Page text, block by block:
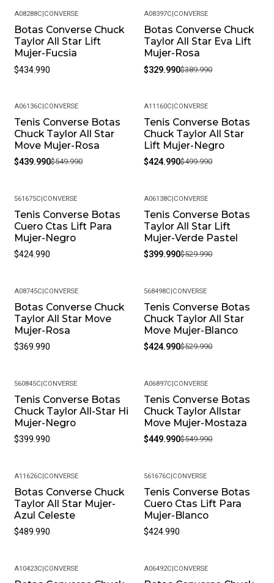
¿Cuál Es La Política De Garantías? Todos Nuestros
Productos, Cuentan Con Una Garantía De 30 Días Por
Defectos De Fabricación. Si Encuentras Algún Problema
Con Tu Producto, Contáctanos Para Resolverlo.
¿Puedo Cambiar La Talla Si No Me Queda Bien? Sí, En
Variar. Ofrecemos Cambios De Talla, Siempre Y Cuando
El Producto Se Encuentre En Perfectas Condiciones Y
Con Su Empaque Original.
Política De Devoluciones: Si Por Alguna Razón No Estás
Satisfecho Con Tu Compra, Ofrecemos Una Política De
Completamente Feliz Y Puedas Volver A Elegirnos.
¿Cómo Debo Cuidar Mis Productos? Para Mantener Tu
Producto En Las Mejores Condiciones, Recomendamos
Limpiarlos Con Un Paño Húmedo Y Evitar El Uso De
Productos Químicos Fuertes. Almacénalos En Un Lugar
• Peso Del Producto: Ligero, Ideal Para Uso Diario.
A08288C CONVERSE
Botas Converse Chuck
Taylor All Star Lift
Mujer-Fucsia
$434.990
-15%
A08397C CONVERSE
Botas Converse Chuck
Taylor All Star Eva Lift
Mujer-Rosa
$329.990$389.990
-20%
A06136C CONVERSE
Tenis Converse Botas
Chuck Taylor All Star
Move Mujer-Rosa
$439.990$549.990
-15%
A11160C CONVERSE
Tenis Converse Botas
Chuck Taylor All Star
Lift Mujer-Negro
$424.990$499.990
561675C CONVERSE
Tenis Converse Botas
Cuero Ctas Lift Para
Mujer-Negro
$424.990
-25%
A06138C CONVERSE
Tenis Converse Botas
Taylor All Star Lift
Mujer-Verde Pastel
$399.990$529.990
A08745C CONVERSE
Botas Converse Chuck
Taylor All Star Move
Mujer-Rosa
$369.990
-20%
568498C CONVERSE
Tenis Converse Botas
Chuck Taylor All Star
Move Mujer-Blanco
$424.990$529.990
560845C CONVERSE
Tenis Converse Botas
Chuck Taylor All-Star Hi
Mujer-Negro
$399.990
-18%
A06897C CONVERSE
Tenis Converse Botas
Chuck Taylor Allstar
Move Mujer-Mostaza
$449.990$549.990
A11626C CONVERSE
Botas Converse Chuck
Taylor All Star Mujer-
Azul Celeste
$489.990
561676C CONVERSE
Tenis Converse Botas
Cuero Ctas Lift Para
Mujer-Blanco
$424.990
A10423C|CONVERSE A06492C|CONVERSE